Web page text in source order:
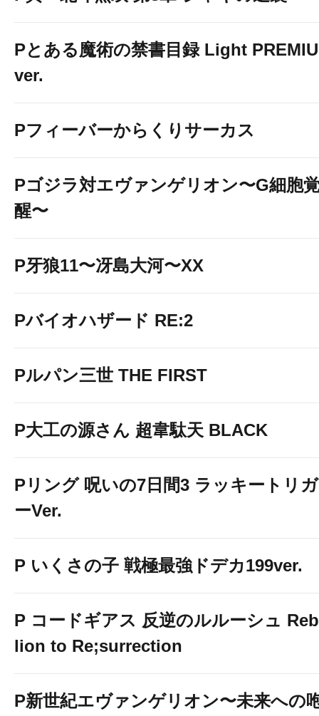
Pとある魔術の禁書目録 Light
ver.
Pフィーバーからくりサーカス
Pゴジラ対エヴァンゲリオン〜G細胞
醒〜
P牙狼11〜冴島大河〜XX
Pバイオハザード RE:2
Pルパン三世 THE FIRST
P大工の源さん 超韋駄天 BLACK
Pリング 呪いの7日間3 ラッキートリガ
ーVer.
P いくさの子 戦極最強ドデカ199ver.
P コードギアス 反逆のルルーシュ
lion to Re;surrection
P新世紀エヴァンゲリオン〜未来への